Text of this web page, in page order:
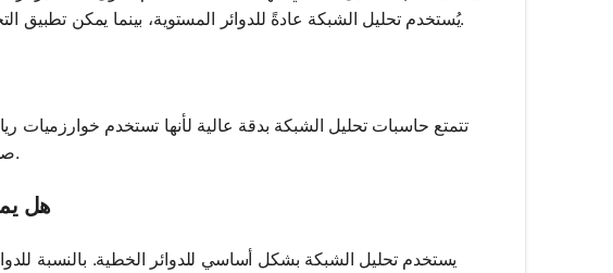
كيرشوف الحالي (KCL). يُستخدم تحليل الشبكة عادةً للدوائر المستوية، بينما يمكن تطبيق التحليل العقدي على أي تكوين للدائرة.
تتمتع حاسبات تحليل الشبكة بدقة عالية لأنها تستخدم خوارزميات
صحة بيانات الإدخال والافتراضات التي تم إجراؤها أثناء التحليل.
هل
يستخدم تحليل الشبكة بشكل أساسي للدوائر الخطية. بالنسبة